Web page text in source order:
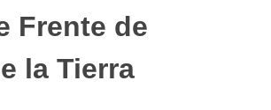
Frente de
la Tierra